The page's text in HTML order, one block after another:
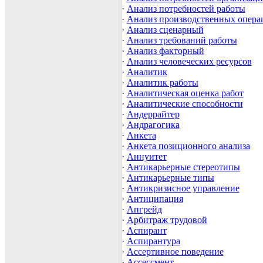
· Анализ потребностей работы
· Анализ производственных
· Анализ сценарный
· Анализ требований работы
· Анализ факторный
· Анализ человеческих ресурсов
· Аналитик
· Аналитик работы
· Аналитическая оценка работ
· Аналитические способности
· Андеррайтер
· Андрагогика
· Анкета
· Анкета позиционного анализа
· Аннуитет
· Антикарьерные стереотипы
· Антикарьерные типы
· Антикризисное управление
· Антиципация
· Апгрейд
· Арбитраж трудовой
· Аспирант
· Аспирантура
· Ассертивное поведение